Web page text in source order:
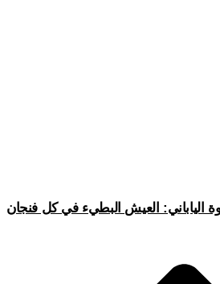
الياباني: العيش البطيء في كل فنجان